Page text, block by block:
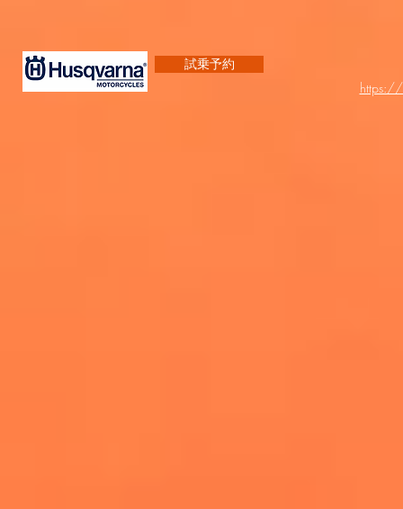
試乗予約
https://